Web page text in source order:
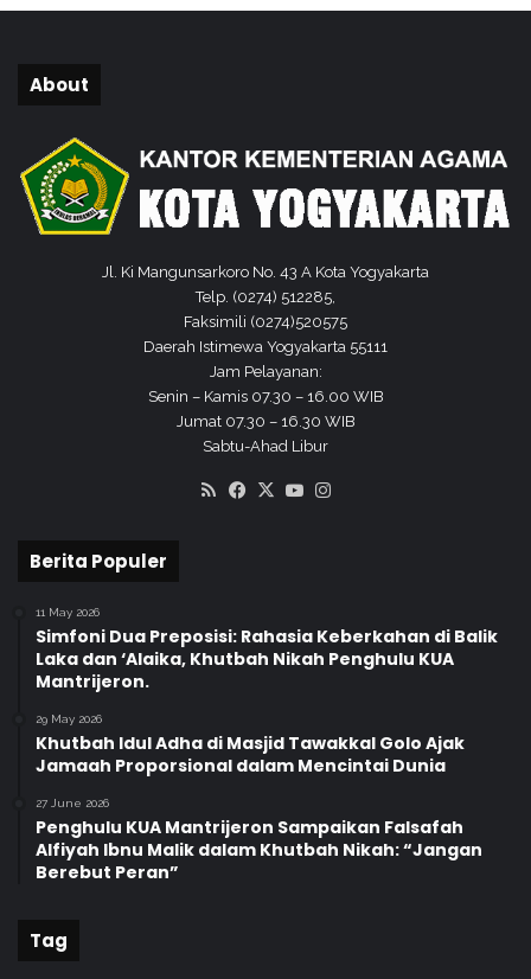
j
About
Jl. Ki Mangunsarkoro No. 43 A Kota Yogyakarta
Telp. (0274) 512285,
Faksimili (0274)520575
Daerah Istimewa Yogyakarta 55111
Jam Pelayanan:
Senin – Kamis 07.30 – 16.00 WIB
Jumat 07.30 – 16.30 WIB
Sabtu-Ahad Libur
RSS Facebook
X YouTube
Berita Populer
11 May 2026
Simfoni Dua Preposisi: Rahasia Keberkahan di Balik
Laka dan ‘Alaika, Khutbah Nikah Penghulu KUA
Mantrijeron.
29 May 2026
Khutbah Idul Adha di Masjid Tawakkal Golo Ajak
Jamaah Proporsional dalam Mencintai Dunia
27 June 2026
Penghulu KUA Mantrijeron Sampaikan Falsafah
Alfiyah Ibnu Malik dalam Khutbah Nikah: “Jangan
Berebut Peran”
Tag